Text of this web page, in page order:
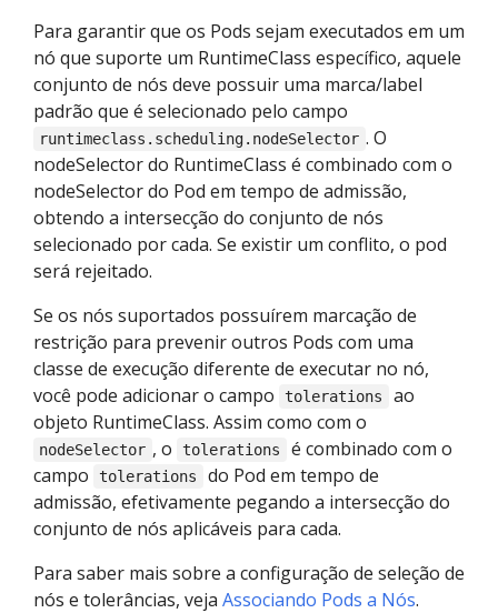
Para garantir que os Pods sejam executados em um
nó que suporte um RuntimeClass específico, aquele
conjunto de nós deve possuir uma marca/label
padrão que é selecionado pelo campo
runtimeclass.scheduling.nodeSelector . O
nodeSelector do RuntimeClass é combinado com o
nodeSelector do Pod em tempo de admissão,
obtendo a intersecção do conjunto de nós
selecionado por cada. Se existir um conflito, o pod
será rejeitado.
Se os nós suportados possuírem marcação de
restrição para prevenir outros Pods com uma
classe de execução diferente de executar no nó,
você pode adicionar o campo
tolerations
ao
objeto RuntimeClass. Assim como com o
nodeSelector , o tolerations
é combinado com o
campo
tolerations
do Pod em tempo de
admissão, efetivamente pegando a intersecção do
conjunto de nós aplicáveis para cada.
Para saber mais sobre a configuração de seleção de
nós e tolerâncias, veja Associando Pods a Nós.